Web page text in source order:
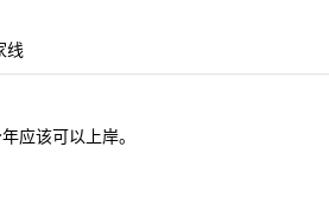
线
应该可以上岸。